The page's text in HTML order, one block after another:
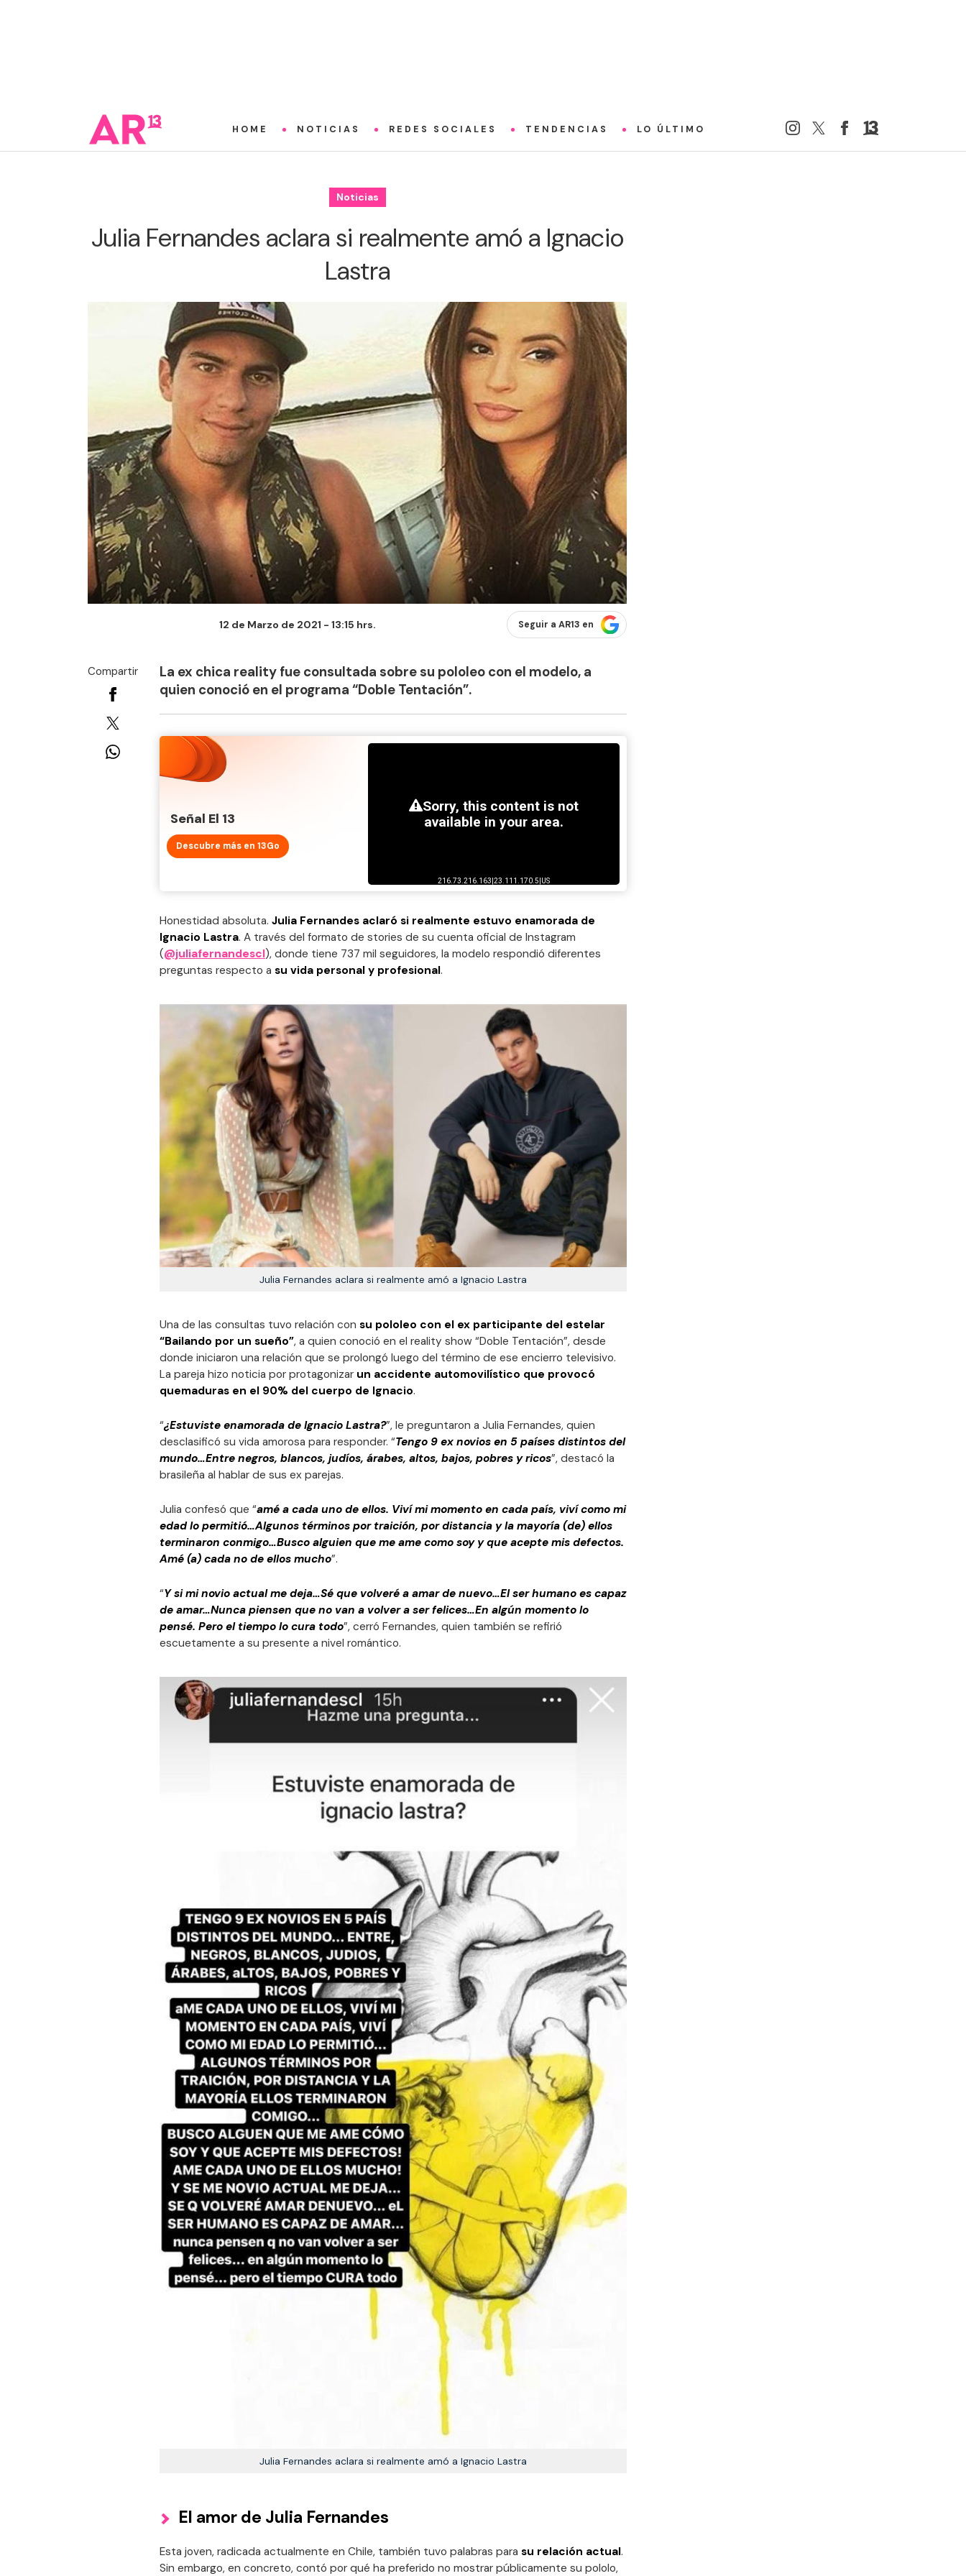
HOME NOTICIAS REDES SOCIALES TENDENCIAS LO ÚLTIMO
Noticias
Julia Fernandes aclara si realmente amó a Ignacio
Lastra
12 de Marzo de 2021 - 13:15 hrs. Seguir a AR13 en
Compartir
La ex chica reality fue consultada sobre su pololeo con el modelo, a
quien conoció en el programa “Doble Tentación”.
Señal El 13
Descubre más en 13Go
Honestidad absoluta. Julia Fernandes aclaró si realmente estuvo enamorada de
Ignacio Lastra. A través del formato de stories de su cuenta oficial de Instagram
(@juliafernandescl), donde tiene 737 mil seguidores, la modelo respondió diferentes
preguntas respecto a su vida personal y profesional.
Julia Fernandes aclara si realmente amó a Ignacio Lastra
Una de las consultas tuvo relación con su pololeo con el ex participante del estelar
“Bailando por un sueño”, a quien conoció en el reality show “Doble Tentación”, desde
donde iniciaron una relación que se prolongó luego del término de ese encierro televisivo.
La pareja hizo noticia por protagonizar un accidente automovilístico que provocó
quemaduras en el 90% del cuerpo de Ignacio.
“¿Estuviste enamorada de Ignacio Lastra?”, le preguntaron a Julia Fernandes, quien
desclasificó su vida amorosa para responder. “Tengo 9 ex novios en 5 países distintos del
mundo…Entre negros, blancos, judíos, árabes, altos, bajos, pobres y ricos”, destacó la
brasileña al hablar de sus ex parejas.
Julia confesó que “amé a cada uno de ellos. Viví mi momento en cada país, viví como mi
edad lo permitió…Algunos términos por traición, por distancia y la mayoría (de) ellos
terminaron conmigo…Busco alguien que me ame como soy y que acepte mis defectos.
Amé (a) cada no de ellos mucho”.
“Y si mi novio actual me deja…Sé que volveré a amar de nuevo…El ser humano es capaz
de amar…Nunca piensen que no van a volver a ser felices…En algún momento lo
pensé. Pero el tiempo lo cura todo”, cerró Fernandes, quien también se refirió
escuetamente a su presente a nivel romántico.
Julia Fernandes aclara si realmente amó a Ignacio Lastra
El amor de Julia Fernandes
Esta joven, radicada actualmente en Chile, también tuvo palabras para su relación actual.
Sin embargo, en concreto, contó por qué ha preferido no mostrar públicamente su pololo,